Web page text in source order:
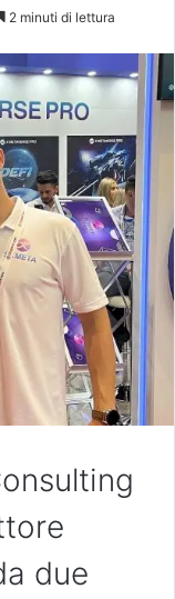
2 minuti di lettura
due